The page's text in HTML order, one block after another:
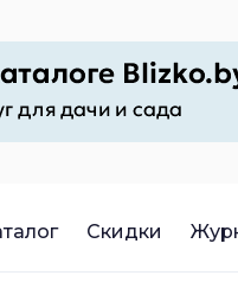
Скидки